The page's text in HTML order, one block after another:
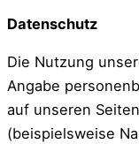
Datenschutz
Die Nutzung
Angabe
auf unseren
(beispielsweise